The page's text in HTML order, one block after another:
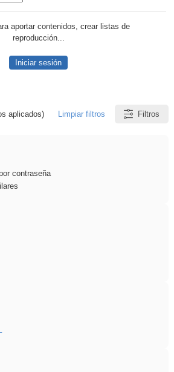
aportar contenidos, crear listas de
reproducción...
Iniciar sesión
aplicados) Limpiar filtros Filtros
contraseña